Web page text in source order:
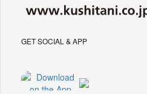
GET SOCIAL & APP